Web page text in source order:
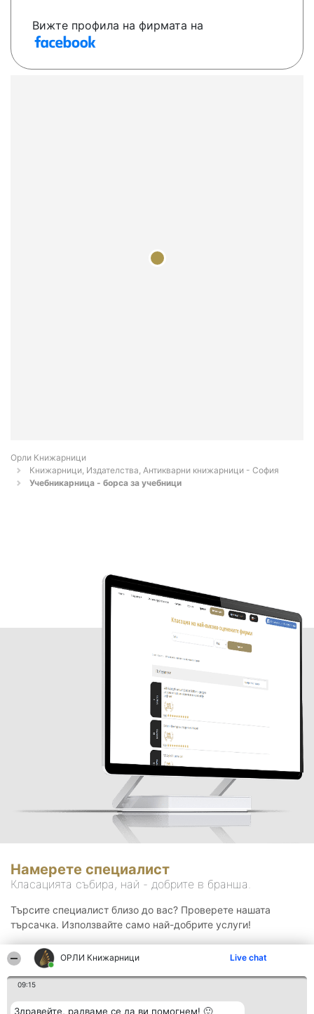
ОРЛИ Книжарници Live chat
09:15
Здравейте, радваме се да ви помогнем! 🙂
Вижте профила на фирмата на
Орли Книжарници
Книжарници, Издателства, Антикварни книжарници - София
Учебникарница - борса за учебници
Намерете специалист
Класацията събира, най - добрите в бранша.
Търсите специалист близо до вас? Проверете нашата
търсачка. Използвайте само най-добрите услуги!